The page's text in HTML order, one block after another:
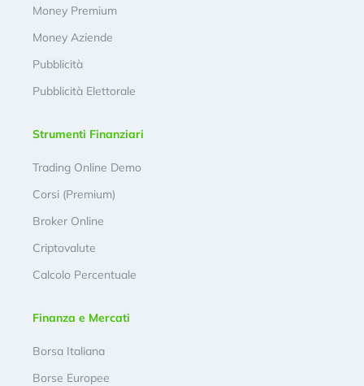
Money Premium
Money Aziende
Pubblicità
Pubblicità Elettorale
Strumenti Finanziari
Trading Online Demo
Corsi (Premium)
Broker Online
Criptovalute
Calcolo Percentuale
Finanza e Mercati
Borsa Italiana
Borse Europee